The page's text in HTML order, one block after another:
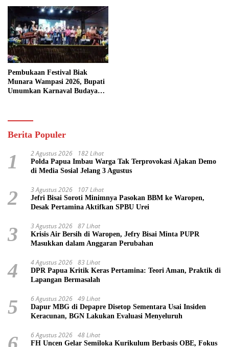
Pembukaan Festival Biak
Munara Wampasi 2026, Bupati
Umumkan Karnaval Budaya
Berita Populer
1 2 Agustus 2026 182 Lihat
Polda Papua Imbau Warga Tak Terprovokasi Ajakan Demo
di Media Sosial Jelang 3 Agustus
2 3 Agustus 2026 107 Lihat
Jefri Bisai Soroti Minimnya Pasokan BBM ke Waropen,
Desak Pertamina Aktifkan SPBU Urei
3 3 Agustus 2026 87 Lihat
Krisis Air Bersih di Waropen, Jefry Bisai Minta PUPR
Masukkan dalam Anggaran Perubahan
4 4 Agustus 2026 83 Lihat
DPR Papua Kritik Keras Pertamina: Teori Aman, Praktik di
Lapangan Bermasalah
5 6 Agustus 2026 49 Lihat
Dapur MBG di Depapre Disetop Sementara Usai Insiden
Keracunan, BGN Lakukan Evaluasi Menyeluruh
6 Agustus 2026 48 Lihat
FH Uncen Gelar Semiloka Kurikulum Berbasis OBE, Fokus